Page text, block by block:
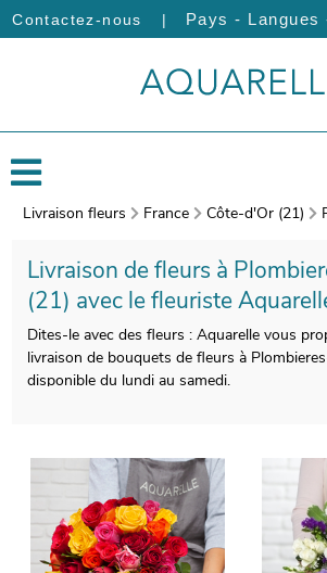
Contactez-nous | Pays - Langues
Livraison fleurs France Côte-d'Or (21)
Livraison de fleurs à
(21) avec le fleuriste
Dites-le avec des fleurs : Aquarelle vous
livraison de bouquets de fleurs à
disponible du lundi au samedi.
photographieront votre bouquet avant de
vase de transport. Nous vous enverrons
afin que vous puissiez vérifier votre
sera organisé son envoi à Plombieres-Les-
votre cadeau avec un message ou une